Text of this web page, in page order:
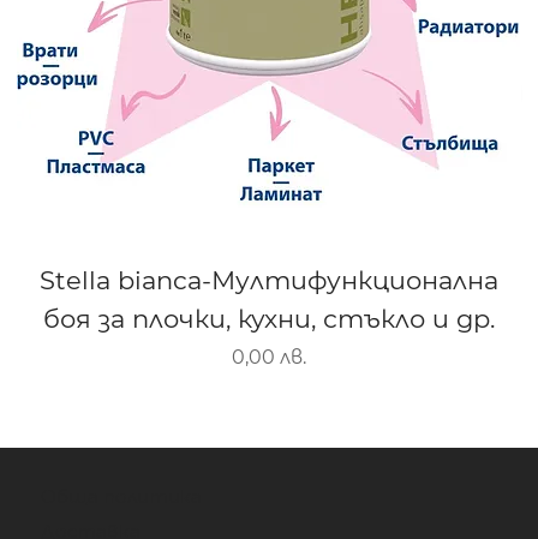
Stella bianca-Мултифункционална
боя за плочки, кухни, стъкло и др.
Цена
0,00 лв.